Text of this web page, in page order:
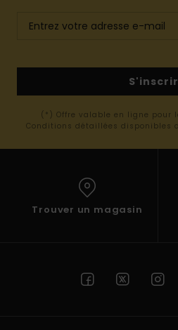
(*) Offre valable en ligne pour
Conditions détaillées disponibles
Trouver un magasin